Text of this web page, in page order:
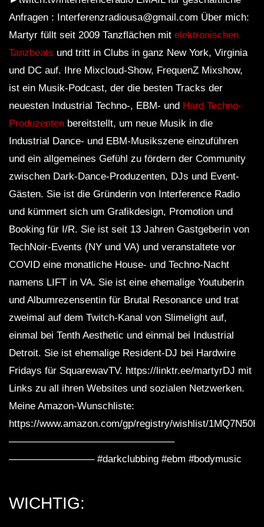
Anfragen : Interferenzradiousa@gmail.com Über mich:
Martyr füllt seit 2009 Tanzflächen mit elektronischen
Tanzbeats und tritt in Clubs in ganz New York, Virginia
und DC auf. Ihre Mixcloud-Show, FrequenZ Mixshow,
ist ein Musik-Podcast, der die besten Tracks der
neuesten Industrial Techno-, EBM- und Hard Techno-
Produzenten bereitstellt, um neue Musik in die
Industrial Dance- und EBM-Musikszene einzuführen
und ein allgemeines Gefühl zu fördern der Community
zwischen Dark-Dance-Produzenten, DJs und Event-
Gästen. Sie ist die Gründerin von Interference Radio
und kümmert sich um Grafikdesign, Promotion und
Booking für I/R. Sie ist seit 13 Jahren Gastgeberin von
TechNoir-Events (NY und VA) und veranstaltete vor
COVID eine monatliche House- und Techno-Nacht
namens LIFT in VA. Sie ist eine ehemalige Youtuberin
und Albumrezensentin für Brutal Resonance und trat
zweimal auf dem Twitch-Kanal von Slimelight auf,
einmal bei Tenth Aesthetic und einmal bei Industrial
Detroit. Sie ist ehemalige Resident-DJ bei Hardwire
Fridays für SquarewavTV. https://linktr.ee/martyrDJ mit
Links zu all ihren Websites und sozialen Netzwerken.
Meine Amazon-Wunschliste:
https://www.amazon.com/gp/registry/wishlist/
————————————————–
————————– #darkclubbing #ebm #bodymusic
WICHTIG: